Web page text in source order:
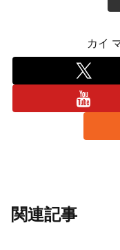
カイ
関連記事